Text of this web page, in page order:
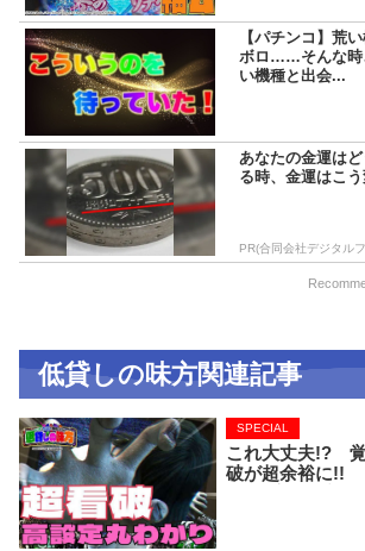
【パチンコ】荒
ボロ……そんな時
い機種と出会...
あなたの金運は
る時、金運はこ
PR(合同会社デジタル
低貸しの味方関連記事
これ大丈夫!?
破が超余裕に!!
SPECIAL